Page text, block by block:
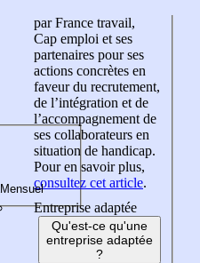
par France travail,
Cap emploi et ses
partenaires pour ses
actions concrètes en
faveur du recrutement,
de l’intégration et de
l’accompagnement de
ses collaborateurs en
situation de handicap.
Pour en savoir plus,
consultez cet article.
Entreprise adaptée
Qu'est-ce qu'une
entreprise adaptée
?